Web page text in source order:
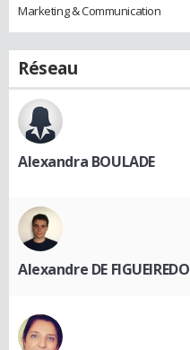
Marketing & Communication
Réseau
Alexandra BOULADE
Alexandre DE FIGUEIREDO